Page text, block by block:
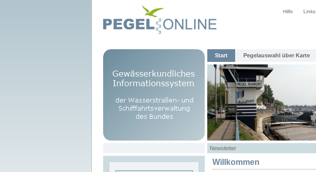
Hilfe Links
Start Pegelauswahl über Karte
Newsletter
Willkommen